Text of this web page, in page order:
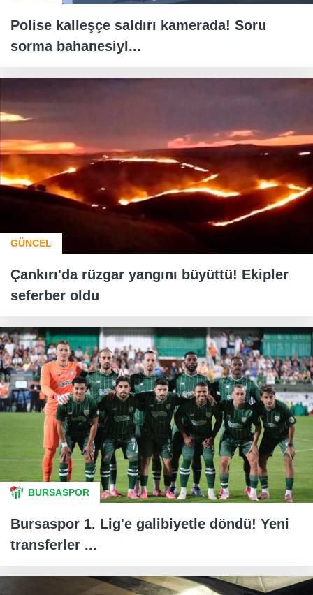
Polise kalleşçe saldırı kamerada! Soru
sorma bahanesiyl...
GÜNCEL
Çankırı'da rüzgar yangını büyüttü! Ekipler
seferber oldu
BURSASPOR
Bursaspor 1. Lig'e galibiyetle döndü! Yeni
transferler ...